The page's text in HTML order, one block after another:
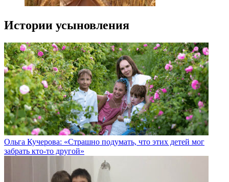
Истории усыновления
Ольга Кучерова: «Страшно подумать, что этих детей мог
забрать кто-то другой»